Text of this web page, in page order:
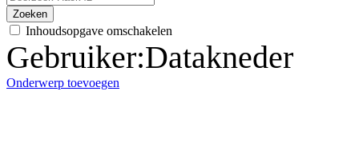
Zoeken
Inhoudsopgave omschakelen
Gebruiker:Datakneder
Onderwerp toevoegen